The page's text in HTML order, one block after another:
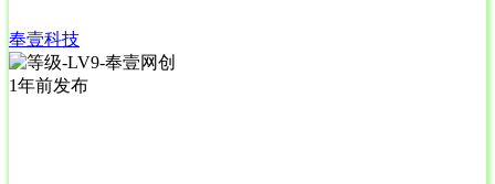
奉壹科技
1年前发布